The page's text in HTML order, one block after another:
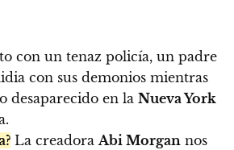
con un tenaz policía, un padre
con sus demonios mientras
desaparecido en la Nueva York
La creadoraAbi Morgan nos